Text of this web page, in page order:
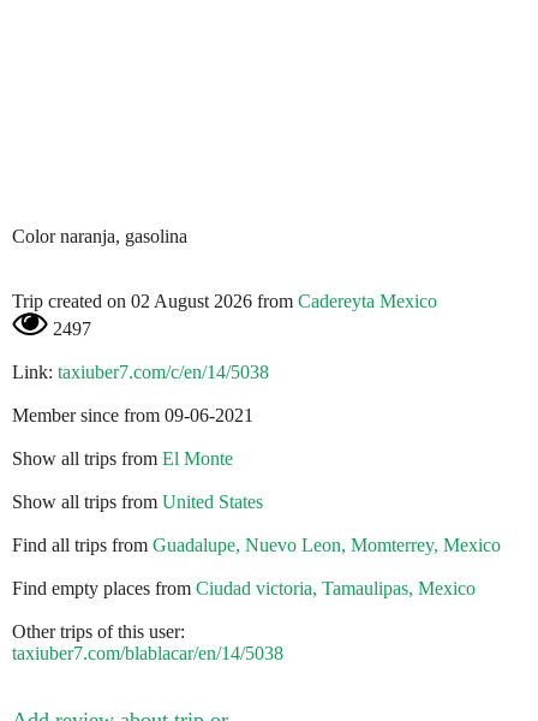
Color naranja, gasolina
Trip created on 02 August 2026 from Cadereyta Mexico
2497
Link: taxiuber7.com/c/en/14/5038
Member since from 09-06-2021
Show all trips from El Monte
Show all trips from United States
Find all trips from Guadalupe, Nuevo Leon, Momterrey, Mexico
Find empty places from Ciudad victoria, Tamaulipas, Mexico
Other trips of this user:
taxiuber7.com/blablacar/en/14/5038